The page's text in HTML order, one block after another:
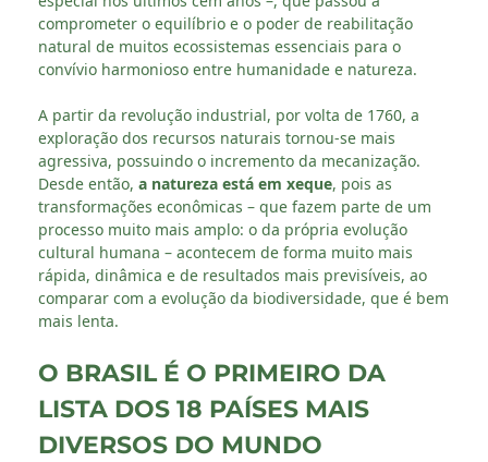
comprometer o equilíbrio e o poder de reabilitação
natural de muitos ecossistemas essenciais para o
convívio harmonioso entre humanidade e natureza.
A partir da revolução industrial, por volta de 1760, a
exploração dos recursos naturais tornou-se mais
agressiva, possuindo o incremento da mecanização.
Desde então, a natureza está em xeque, pois as
transformações econômicas – que fazem parte de um
processo muito mais amplo: o da própria evolução
cultural humana – acontecem de forma muito mais
rápida, dinâmica e de resultados mais previsíveis, ao
comparar com a evolução da biodiversidade, que é bem
mais lenta.
O BRASIL É O PRIMEIRO DA
LISTA DOS 18 PAÍSES MAIS
DIVERSOS DO MUNDO